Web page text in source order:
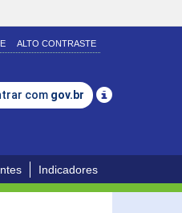
ALTO CONTRASTE
com gov.br
Indicadores